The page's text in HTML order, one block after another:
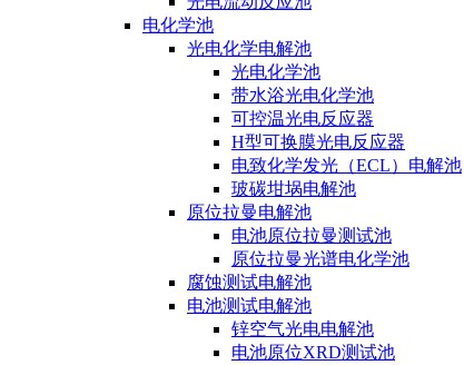
电化学池
光电化学电解池
光电化学池
带水浴光电化学池
可控温光电反应器
H型可换膜光电反应器
电致化学发光（ECL）电解池
玻碳坩埚电解池
原位拉曼电解池
电池原位拉曼测试池
原位拉曼光谱电化学池
腐蚀测试电解池
电池测试电解池
锌空气光电电解池
电池原位XRD测试池